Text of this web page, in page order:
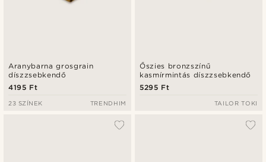
Aranybarna grosgrain
díszzsebkendő
4195 Ft
23 SZÍNEK TRENDHIM
Őszies bronzszínű
kasmírmintás díszzsebkendő
5295 Ft
TAILOR TOKI